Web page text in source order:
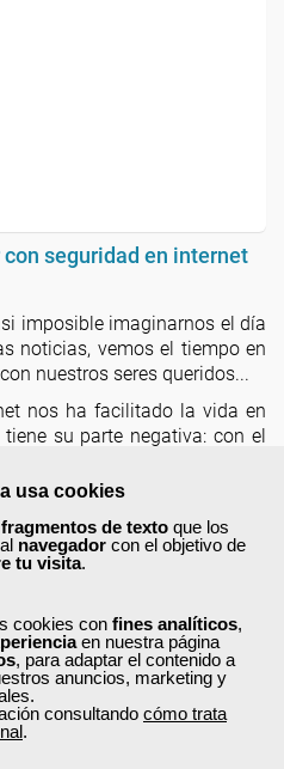
usa cookies
de texto que los
navegador con el objetivo de
tu visita.
cookies con fines analíticos,
en nuestra página
, para adaptar el contenido a
anuncios, marketing y
consultando cómo trata
.
seguridad en internet
imposible imaginarnos el día
noticias, vemos el tiempo en
nuestros seres queridos...
nos ha facilitado la vida en
su parte negativa: con el
más vulnerables